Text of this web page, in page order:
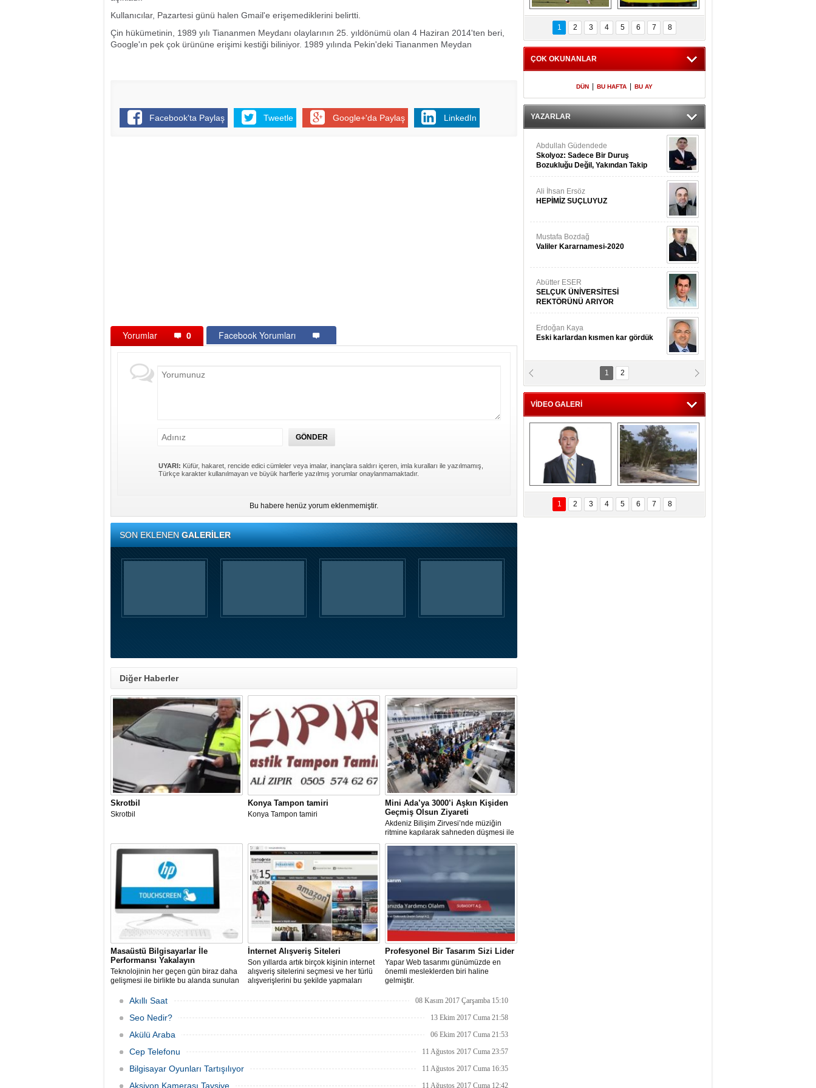
Kullanıcılar, Pazartesi günü halen Gmail'e erişemediklerini belirtti.
Çin hükümetinin, 1989 yılı Tiananmen Meydanı olaylarının 25. yıldönümü olan 4 Haziran 2014'ten beri,
Google'ın pek çok ürününe erişimi kestiği biliniyor. 1989 yılında Pekin'deki Tiananmen Meydan
Facebook'ta Paylaş Tweetle Google+'da Paylaş LinkedIn
Yorumlar 0 Facebook Yorumları
UYARI: Küfür, hakaret, rencide edici cümleler veya imalar, inançlara saldırı içeren, imla kuralları ile yazılmamış,
Türkçe karakter kullanılmayan ve büyük harflerle yazılmış yorumlar onaylanmamaktadır.
Bu habere henüz yorum eklenmemiştir.
SON EKLENENGALERİLER
Diğer Haberler
Skrotbil
Skrotbil
Konya Tampon tamiri
Konya Tampon tamiri
Mini Ada’ya 3000’i Aşkın Kişiden
Geçmiş Olsun Ziyareti
Akdeniz Bilişim Zirvesi’nde müziğin
ritmine kapılarak sahneden düşmesi ile
ülke çapında geniş bir yankı bulan
insansı robot Mini Ada’ya “geçmiş
Masaüstü Bilgisayarlar İle
Performansı Yakalayın
Teknolojinin her geçen gün biraz daha
gelişmesi ile birlikte bu alanda sunulan
İnternet Alışveriş Siteleri
Son yıllarda artık birçok kişinin internet
alışveriş sitelerini seçmesi ve her türlü
alışverişlerini bu şekilde yapmaları
ortaya koymaktadır.
Profesyonel Bir Tasarım Sizi Lider
Yapar Web tasarımı günümüzde en
önemli mesleklerden biri haline
gelmiştir.
Akıllı Saat 08 Kasım 2017 Çarşamba 15:10
Seo Nedir? 13 Ekim 2017 Cuma 21:58
Akülü Araba 06 Ekim 2017 Cuma 21:53
Cep Telefonu 11 Ağustos 2017 Cuma 23:57
Bilgisayar Oyunları Tartışılıyor 11 Ağustos 2017 Cuma 16:35
Aksiyon Kamerası Tavsiye 11 Ağustos 2017 Cuma 12:42
Fenerbahçe
Voluntari 3 golle
geçti
Futbolun adresi beş
ülke...
1 2 3 4 5 6 7 8
ÇOK OKUNANLAR
DÜN BU HAFTA BU AY
YAZARLAR
Abdullah Güdendede
Skolyoz: Sadece Bir Duruş
Bozukluğu Değil, Yakından Takip
Gerekir
Ali İhsan Ersöz
HEPİMİZ SUÇLUYUZ
Mustafa Bozdağ
Valiler Kararnamesi-2020
Abütter ESER
SELÇUK ÜNİVERSİTESİ
REKTÖRÜNÜ ARIYOR
Erdoğan Kaya
Eski karlardan kısmen kar gördük
Yrd.Doç.Dr. İbrahim BAYKAN
Hüseyin Gök
Zaman ve İnsan
1 2
VİDEO GALERİ
Ali Koç'tan  Lefter
sezonunda herkesi
yeniden saygıya
davet!
Ağaçlar 5 Saniyede
Kayboldu!
SubhanAllah!
1 2 3 4 5 6 7 8